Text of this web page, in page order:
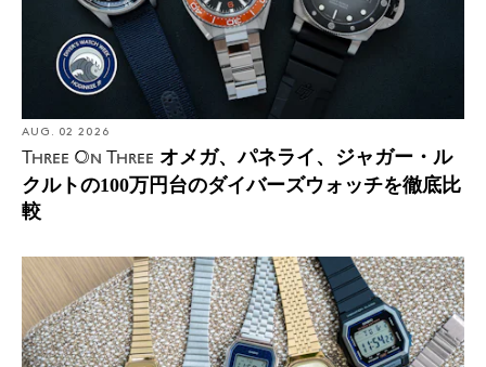
AUG. 02 2026
Three On Three オメガ、パネライ、ジャガー・ル
クルトの100万円台のダイバーズウォッチを徹底比
較